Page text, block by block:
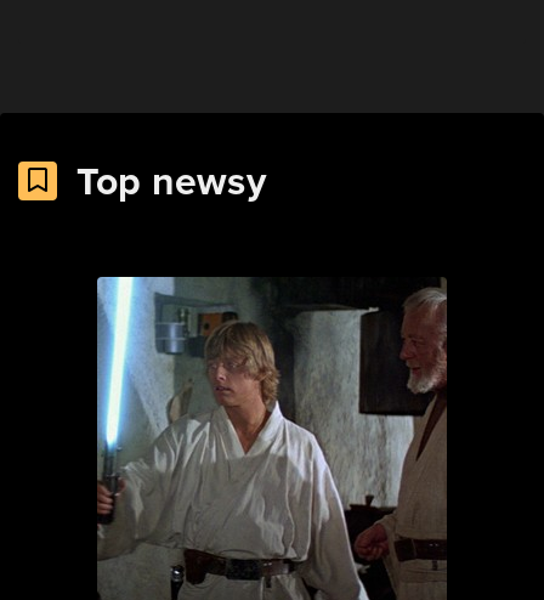
Top newsy